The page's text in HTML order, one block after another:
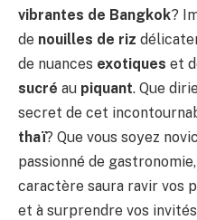
vibrantes de Bangkok?
de nouilles de riz
de nuances exotiques et
sucré au piquant. Que
secret de cet
thaï? Que vous soyez
passionné de
caractère saura ravir vos
et à surprendre vos